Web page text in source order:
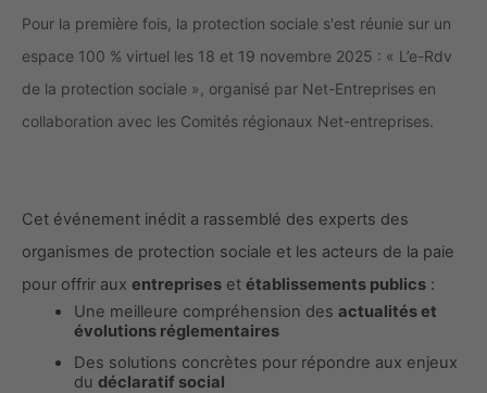
Pour la première fois, la protection sociale s'est réunie sur un
espace 100 % virtuel les 18 et 19 novembre 2025 : « L’e-Rdv
de la protection sociale », organisé par Net-Entreprises en
collaboration avec les Comités régionaux Net-entreprises.
Cet événement inédit a rassemblé des experts des
organismes de protection sociale et les acteurs de la paie
pour offrir aux entreprises et établissements publics :
Une meilleure compréhension des actualités et
évolutions réglementaires
Des solutions concrètes pour répondre aux enjeux
du déclaratif social